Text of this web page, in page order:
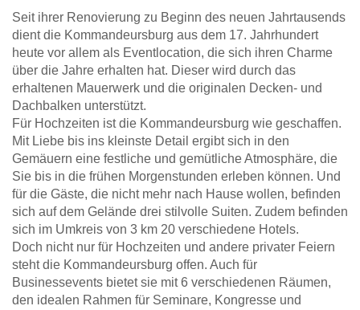
Seit ihrer Renovierung zu Beginn des neuen Jahrtausends
dient die Kommandeursburg aus dem 17. Jahrhundert
heute vor allem als Eventlocation, die sich ihren Charme
über die Jahre erhalten hat. Dieser wird durch das
erhaltenen Mauerwerk und die originalen Decken- und
Dachbalken unterstützt.
Für Hochzeiten ist die Kommandeursburg wie geschaffen.
Mit Liebe bis ins kleinste Detail ergibt sich in den
Gemäuern eine festliche und gemütliche Atmosphäre, die
Sie bis in die frühen Morgenstunden erleben können. Und
für die Gäste, die nicht mehr nach Hause wollen, befinden
sich auf dem Gelände drei stilvolle Suiten. Zudem befinden
sich im Umkreis von 3 km 20 verschiedene Hotels.
Doch nicht nur für Hochzeiten und andere privater Feiern
steht die Kommandeursburg offen. Auch für
Businessevents bietet sie mit 6 verschiedenen Räumen,
den idealen Rahmen für Seminare, Kongresse und